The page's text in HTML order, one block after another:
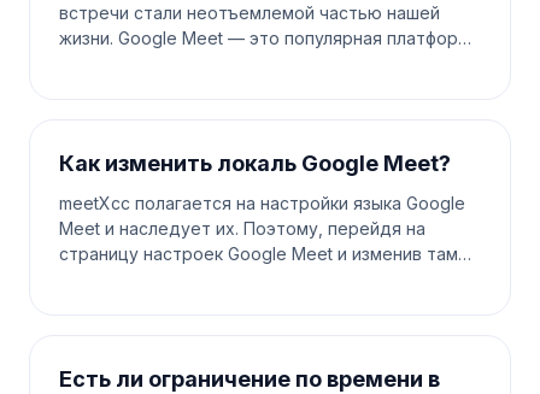
встречи стали неотъемлемой частью нашей
жизни. Google Meet — это популярная платформа
Как изменить локаль Google Meet?
meetXcc полагается на настройки языка Google
Meet и наследует их. Поэтому, перейдя на
страницу настроек Google Meet и изменив там
Есть ли ограничение по времени в